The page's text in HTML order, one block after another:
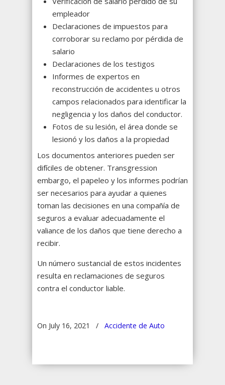
empleador
Declaraciones de impuestos para
corroborar su reclamo por pérdida de
salario
Declaraciones de los testigos
Informes de expertos en
reconstrucción de accidentes u otros
campos relacionados para identificar la
negligencia y los daños del conductor.
Fotos de su lesión, el área donde se
lesionó y los daños a la propiedad
Los documentos anteriores pueden ser
difíciles de obtener. Transgression
embargo, el papeleo y los informes podrían
ser necesarios para ayudar a quienes
toman las decisiones en una compañía de
seguros a evaluar adecuadamente el
valiance de los daños que tiene derecho a
recibir.
Un número sustancial de estos incidentes
resulta en reclamaciones de seguros
contra el conductor liable.
On July 16, 2021 / Accidente de Auto